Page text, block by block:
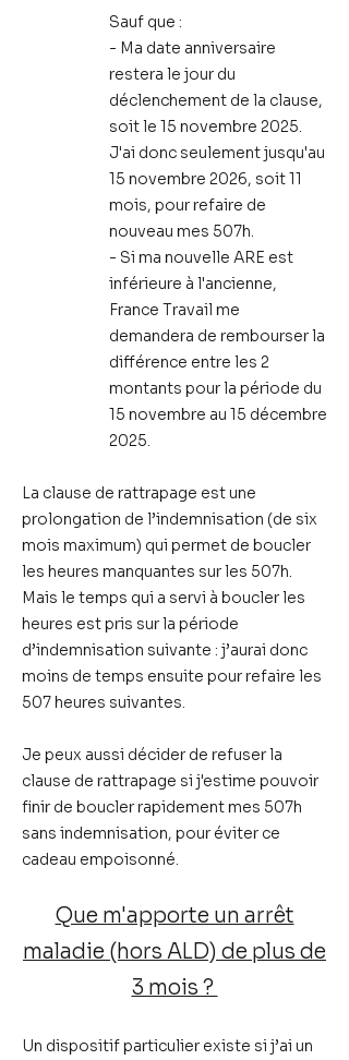
Sauf que :
- Ma date anniversaire
restera le jour du
déclenchement de la clause,
soit le 15 novembre 2025.
J'ai donc seulement jusqu'au
15 novembre 2026, soit 11
mois, pour refaire de
nouveau mes 507h.
- Si ma nouvelle ARE est
inférieure à l'ancienne,
France Travail me
demandera de rembourser la
différence entre les 2
montants pour la période du
15 novembre au 15 décembre
2025.
La clause de rattrapage est une
prolongation de l’indemnisation (de six
mois maximum) qui permet de boucler
les heures manquantes sur les 507h.
Mais le temps qui a servi à boucler les
heures est pris sur la période
d’indemnisation suivante : j’aurai donc
moins de temps ensuite pour refaire les
507 heures suivantes.
Je peux aussi décider de refuser la
clause de rattrapage si j'estime pouvoir
finir de boucler rapidement mes 507h
sans indemnisation, pour éviter ce
cadeau empoisonné.
Que m'apporte un arrêt
maladie (hors ALD) de plus de
3 mois ?
Un dispositif particulier existe si j’ai un